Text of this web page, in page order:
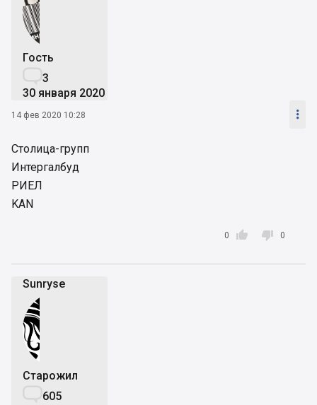
Гость
3
30 января 2020
14 фев 2020 10:28 
Столица-групп
Интергалбуд
РИЕЛ
KAN

0  0
Sunryse
Старожил
605